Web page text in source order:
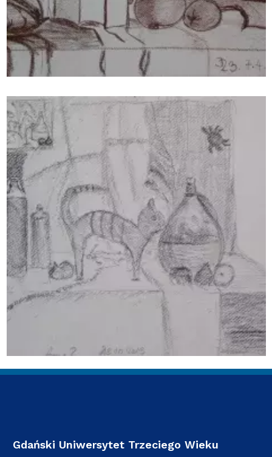
Gdański Uniwersytet Trzeciego Wieku